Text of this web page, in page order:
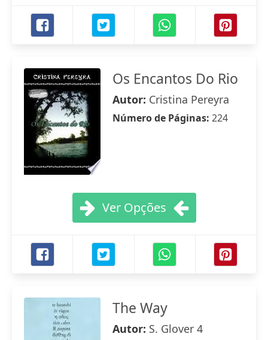
Os Encantos Do Rio
Autor: Cristina Pereyra
Número de Páginas: 224
Ver Opções
The Way
Autor: S. Glover 4